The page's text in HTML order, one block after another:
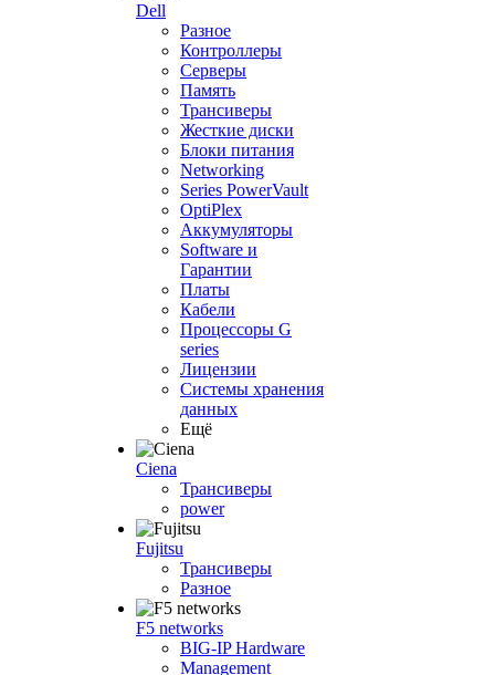
Dell
Разное
Контроллеры
Серверы
Память
Трансиверы
Жесткие диски
Блоки питания
Networking
Series PowerVault
OptiPlex
Аккумуляторы
Software и
Гарантии
Платы
Кабели
Процессоры G
series
Лицензии
Системы хранения
данных
Ещё
Ciena
Трансиверы
power
Fujitsu
Трансиверы
Разное
F5 networks
BIG-IP Hardware
Management